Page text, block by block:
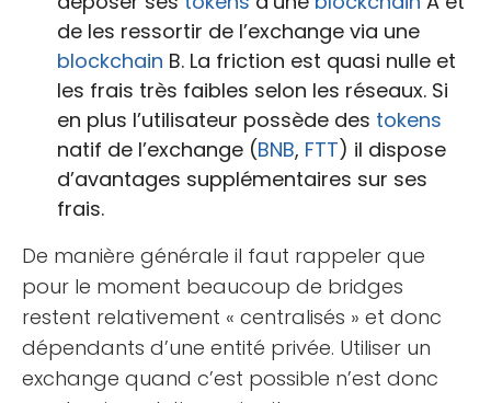
de les ressortir de l’exchange via une
blockchain B. La friction est quasi nulle et
les frais très faibles selon les réseaux. Si
en plus l’utilisateur possède des tokens
natif de l’exchange (BNB, FTT) il dispose
d’avantages supplémentaires sur ses
frais.
De manière générale il faut rappeler que
pour le moment beaucoup de bridges
restent relativement « centralisés » et donc
dépendants d’une entité privée. Utiliser un
exchange quand c’est possible n’est donc